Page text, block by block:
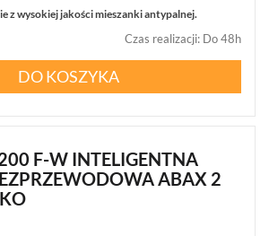
z wysokiej jakości mieszanki antypalnej.
Czas realizacji: Do 48h
DO KOSZYKA
F-W INTELIGENTNA
ABAX 2